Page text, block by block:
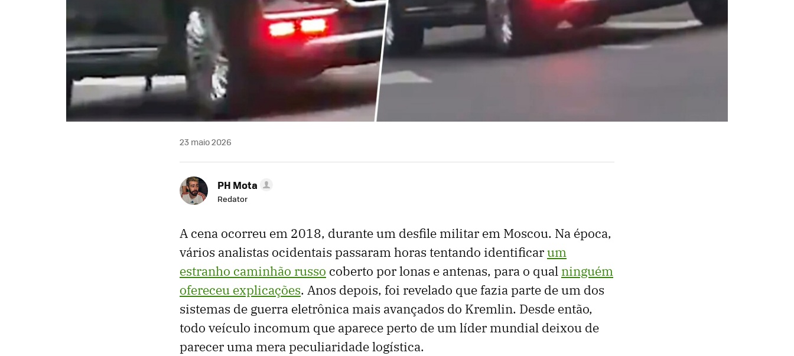
23 maio 2026
PH Mota
Redator
A cena ocorreu em 2018, durante um desfile militar em Moscou. Na época,
vários analistas ocidentais passaram horas tentando identificarum
estranho caminhão russo coberto por lonas e antenas, para o qual ninguém
ofereceu explicações. Anos depois, foi revelado que fazia parte de um dos
sistemas de guerra eletrônica mais avançados do Kremlin. Desde então,
todo veículo incomum que aparece perto de um líder mundial deixou de
parecer uma mera peculiaridade logística.